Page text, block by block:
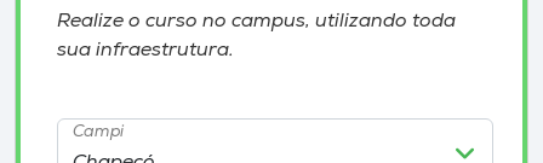
Museu
Realize o curso no campus, utilizando toda
sua infraestrutura.
Campi